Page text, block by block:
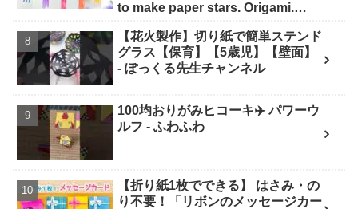
to make paper stars. Origami.
【花火製作】切り紙で簡単ステンド
グラス【保育】【5歳児】【壁面】
- ぽっくる先生チャンネル
100均おりがみヒコーキ✈️ パワーウ
ルフ - ふわふわ
【折り紙1枚でできる】 はさみ・の
り不要！「リボンのメッセージカー